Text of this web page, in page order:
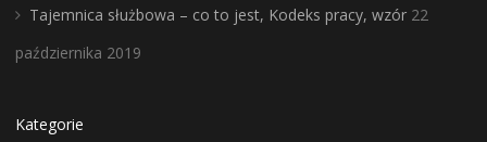
Tajemnica służbowa – co to jest, Kodeks pracy, wzór 22
października 2019
Kategorie